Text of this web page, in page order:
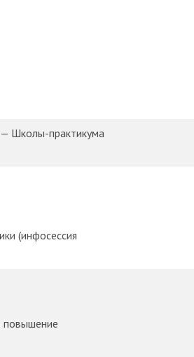
— Школы-практикума
(инфосессия
повышение